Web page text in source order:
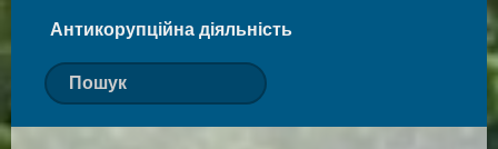
Антикорупційна діяльність